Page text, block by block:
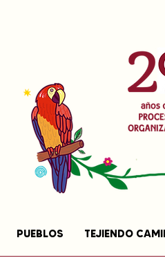
PUEBLOS TEJIENDO